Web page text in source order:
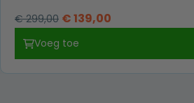
€299,00 Oorspronkelijke
€ 299,00.
€139,00
€ 139,00.
Voeg toe